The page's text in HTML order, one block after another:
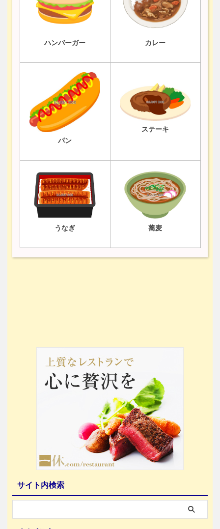
ハンバーガー カレー
パン
ステーキ
うなぎ 蕎麦
サイト内検索